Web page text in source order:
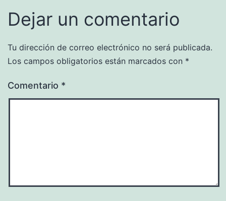
Dejar un comentario
Tu dirección de correo electrónico no será publicada.
Los campos obligatorios están marcados con *
Comentario *